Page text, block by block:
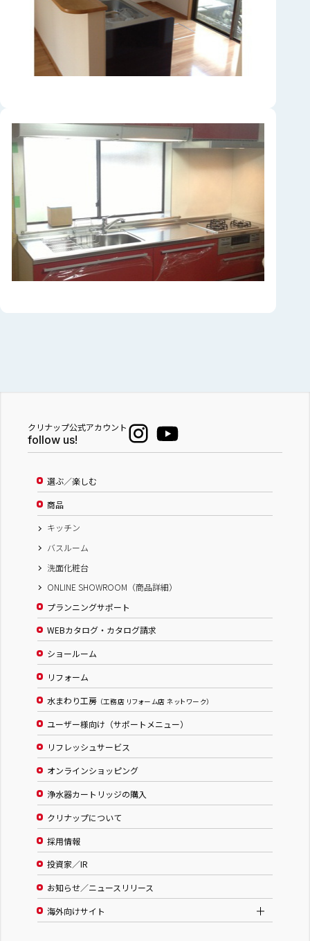
クリナップ公式アカウント
follow us!
選ぶ／楽しむ
商品
キッチン
バスルーム
洗面化粧台
ONLINE SHOWROOM（商品詳細）
プランニングサポート
WEBカタログ・カタログ請求
ショールーム
リフォーム
水まわり工房 （工務店 リフォーム店 ネットワーク）
ユーザー様向け（サポートメニュー）
リフレッシュサービス
オンラインショッピング
浄水器カートリッジの購入
クリナップについて
採用情報
投資家／IR
お知らせ／ニュースリリース
海外向けサイト